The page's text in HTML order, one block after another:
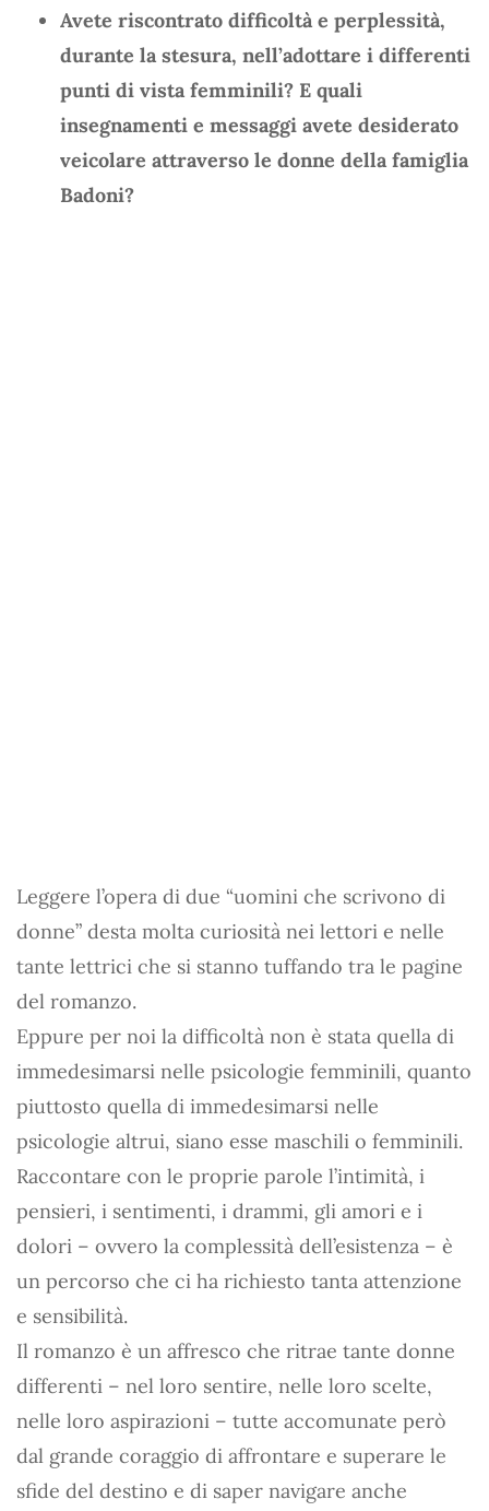
Avete riscontrato difficoltà e perplessità,
durante la stesura, nell’adottare i differenti
punti di vista femminili? E quali
insegnamenti e messaggi avete desiderato
veicolare attraverso le donne della famiglia
Badoni?
Leggere l’opera di due “uomini che scrivono di
donne” desta molta curiosità nei lettori e nelle
tante lettrici che si stanno tuffando tra le pagine
del romanzo.
Eppure per noi la difficoltà non è stata quella di
immedesimarsi nelle psicologie femminili, quanto
piuttosto quella di immedesimarsi nelle
psicologie altrui, siano esse maschili o femminili.
Raccontare con le proprie parole l’intimità, i
pensieri, i sentimenti, i drammi, gli amori e i
dolori – ovvero la complessità dell’esistenza – è
un percorso che ci ha richiesto tanta attenzione
e sensibilità.
Il romanzo è un affresco che ritrae tante donne
differenti – nel loro sentire, nelle loro scelte,
nelle loro aspirazioni – tutte accomunate però
dal grande coraggio di affrontare e superare le
sfide del destino e di saper navigare anche